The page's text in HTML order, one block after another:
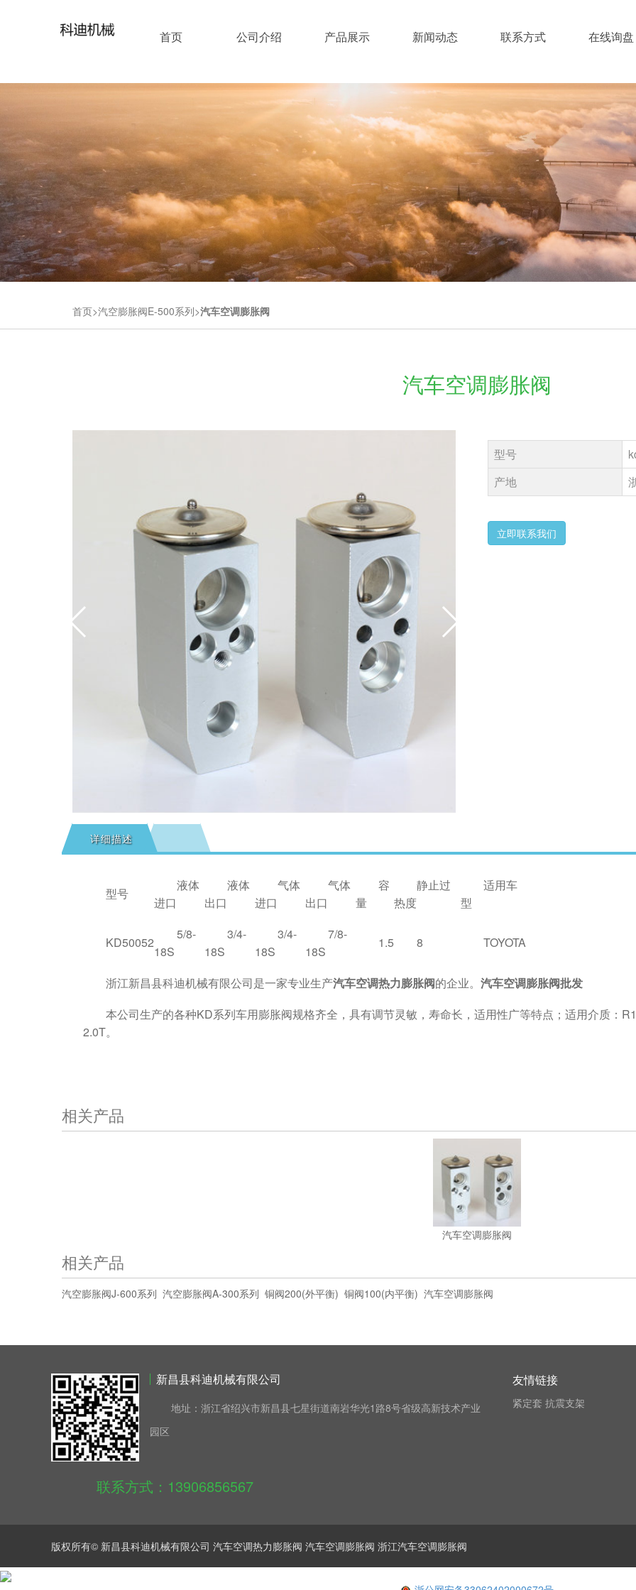
首页 公司介绍 产品展示 新闻动态 联系方式 在线询盘
首页 汽空膨胀阀E-500系列 汽车空调膨胀阀
汽车空调膨胀阀
型号
产地
立即联系我们
详细描述
型号
液体
进口
液体
出口
气体
进口
气体
出口
容
量
静止过
热度
适用车
型
KD50052
5/8-
18S
3/4-
18S
3/4-
18S
7/8-
18S
1.5 8 TOYOTA
浙江新昌县科迪机械有限公司是一家专业生产汽车空调热力膨胀阀的企业。 汽车空调膨胀阀批发
本公司生产的各种KD系列车用膨胀阀规格齐全，具有调节灵敏，寿命长，适用性广等特点；适用介质：
2.0T。
相关产品
汽车空调膨胀阀
相关产品
汽空膨胀阀J-600系列 汽空膨胀阀A-300系列 铜阀200(外平衡) 铜阀100(内平衡) 汽车空调膨胀阀
新昌县科迪机械有限公司
地址：浙江省绍兴市新昌县七星街道南岩华光1路8号省级高新技术产业
园区
联系方式：13906856567
友情链接
紧定套 抗震支架
版权所有© 新昌县科迪机械有限公司 汽车空调热力膨胀阀 汽车空调膨胀阀 浙江汽车空调膨胀阀